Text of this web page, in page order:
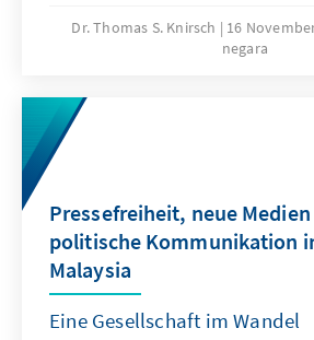
steuert Malaysia das Ziel an,
Übergang zu einer
veränderte
Weltmärkten sowie politische
gesellschaftliche Prozesse
wirtschaftspolitischen
wurde das New Economic
Öffentlichkeit vorgestellt.
Dr. Thomas S. Knirsch 16
negara
Pressefreiheit, neue
politische Kommunikation
Malaysia
Eine Gesellschaft im Wandel